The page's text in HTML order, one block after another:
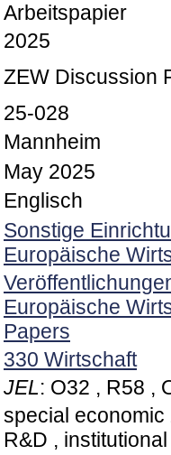
Arbeitspapier
2025
ZEW Discussion
25-028
Mannheim
May 2025
Englisch
Sonstige
Europäische
Europäische
Papers
330 Wirtschaft
JEL: O32 , R58 ,
special economic
R&D ,